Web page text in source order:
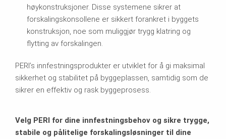
høykonstruksjoner. Disse systemene sikrer at
forskalingskonsollene er sikkert forankret i byggets
konstruksjon, noe som muliggjør trygg klatring og
flytting av forskalingen.
PERI’s innfestningsprodukter er utviklet for å gi maksimal
sikkerhet og stabilitet på byggeplassen, samtidig som de
sikrer en effektiv og rask byggeprosess.
Velg PERI for dine innfestningsbehov og sikre trygge,
stabile og pålitelige forskalingsløsninger til dine